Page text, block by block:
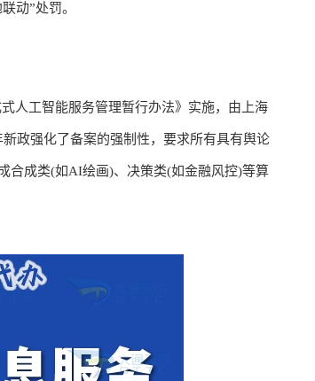
动”处罚。
工智能服务管理暂行办法》实施，由上海
政强化了备案的强制性，要求所有具有舆论
合成类(如AI绘画)、决策类(如金融风控)等算